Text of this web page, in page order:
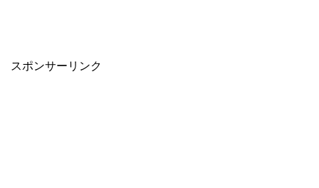
スポンサーリンク